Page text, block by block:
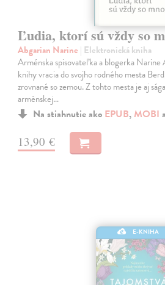
Ľudia, ktorí sú vždy so
Abgarian Narine | Elektronická kniha
Arménska spisovateľka a blogerka Narine
knihy vracia do svojho rodného mesta
zrovnané so zemou. Z tohto mesta je aj
arménskej…
Na stiahnutie ako EPUB, MOBI a
13,90 €
E-KNIHA